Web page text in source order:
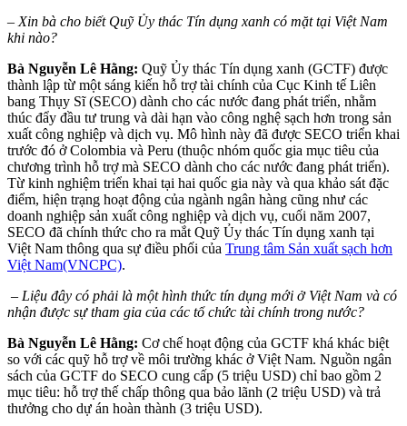
– Xin bà cho biết Quỹ Ủy thác Tín dụng xanh có mặt tại Việt Nam
khi nào?
Bà Nguyễn Lê Hằng: Quỹ Ủy thác Tín dụng xanh (GCTF) được
thành lập từ một sáng kiến hỗ trợ tài chính của Cục Kinh tế Liên
bang Thụy Sĩ (SECO) dành cho các nước đang phát triển, nhằm
thúc đẩy đầu tư trung và dài hạn vào công nghệ sạch hơn trong sản
xuất công nghiệp và dịch vụ. Mô hình này đã được SECO triển khai
trước đó ở Colombia và Peru (thuộc nhóm quốc gia mục tiêu của
chương trình hỗ trợ mà SECO dành cho các nước đang phát triển).
Từ kinh nghiệm triển khai tại hai quốc gia này và qua khảo sát đặc
điểm, hiện trạng hoạt động của ngành ngân hàng cũng như các
doanh nghiệp sản xuất công nghiệp và dịch vụ, cuối năm 2007,
SECO đã chính thức cho ra mắt Quỹ Ủy thác Tín dụng xanh tại
Việt Nam thông qua sự điều phối của Trung tâm Sản xuất sạch hơn
Việt Nam(VNCPC).
– Liệu đây có phải là một hình thức tín dụng mới ở Việt Nam và có
nhận được sự tham gia của các tổ chức tài chính trong nước?
Bà Nguyễn Lê Hằng: Cơ chế hoạt động của GCTF khá khác biệt
so với các quỹ hỗ trợ về môi trường khác ở Việt Nam. Nguồn ngân
sách của GCTF do SECO cung cấp (5 triệu USD) chỉ bao gồm 2
mục tiêu: hỗ trợ thế chấp thông qua bảo lãnh (2 triệu USD) và trả
thưởng cho dự án hoàn thành (3 triệu USD).